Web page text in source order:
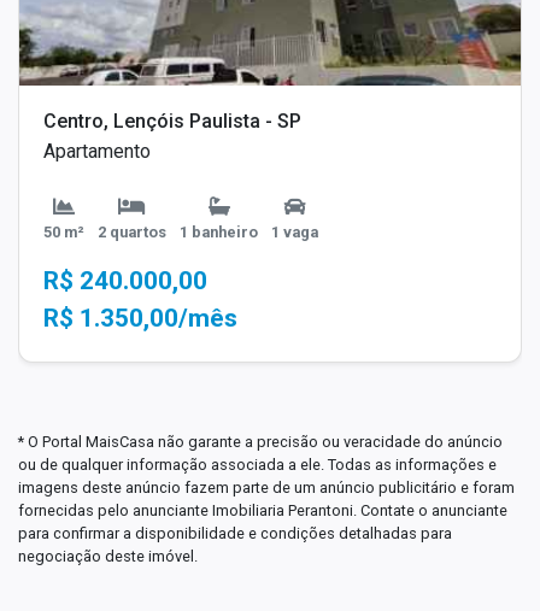
Centro, Lençóis Paulista - SP
Apartamento
50 m² 2 quartos 1 banheiro 1 vaga
R$ 240.000,00
R$ 1.350,00/mês
* O Portal MaisCasa não garante a precisão ou veracidade do anúncio
ou de qualquer informação associada a ele. Todas as informações e
imagens deste anúncio fazem parte de um anúncio publicitário e foram
fornecidas pelo anunciante Imobiliaria Perantoni. Contate o anunciante
para confirmar a disponibilidade e condições detalhadas para
negociação deste imóvel.